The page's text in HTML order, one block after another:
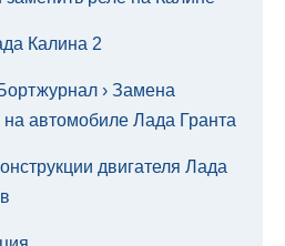
Калина 2
› Замена
на автомобиле Лада Гранта
двигателя Лада